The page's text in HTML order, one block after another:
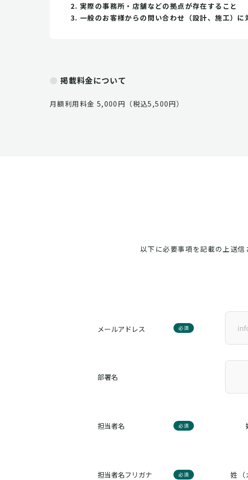
実際の事務所・店舗などの拠点が存在すること
一般のお客様からの問い合わせ（設計、施工）に
掲載料金について
月額利用料金 5,000円（税込5,500円）
以下に必要事項を記載の上送信
メールアドレス 必須
部署名
担当者名 必須
担当者名フリガナ 必須 姓（